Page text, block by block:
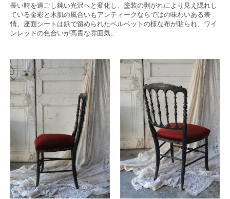
長い時を過ごし鈍い光沢へと変化し、塗装の剥がれにより見え隠れし
ている金彩と木肌の風合いもアンティークならではの味わいある表
情。座面シートは鋲で留められたベルベットの様な布が貼られ、ワイ
ンレッドの色合いが高貴な雰囲気。